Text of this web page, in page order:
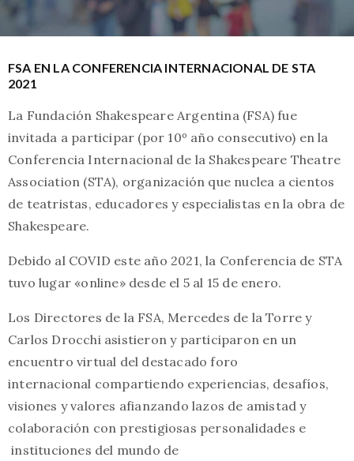
FSA EN LA CONFERENCIA INTERNACIONAL DE STA
2021
La Fundación Shakespeare Argentina (FSA) fue
invitada a participar (por 10º año consecutivo) en la
Conferencia Internacional de la Shakespeare Theatre
Association (STA), organización que nuclea a cientos
de teatristas, educadores y especialistas en la obra de
Shakespeare.
Debido al COVID este año 2021, la Conferencia de STA
tuvo lugar «online» desde el 5 al 15 de enero.
Los Directores de la FSA, Mercedes de la Torre y
Carlos Drocchi asistieron y participaron en un
encuentro virtual del destacado foro
internacional compartiendo experiencias, desafíos,
visiones y valores afianzando lazos de amistad y
colaboración con prestigiosas personalidades e
instituciones del mundo de